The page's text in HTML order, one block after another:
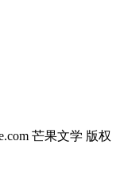
芒果文学 版权